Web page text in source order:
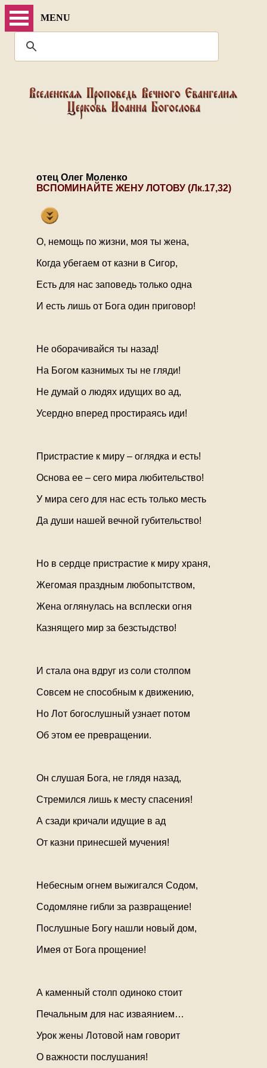
MENU
отец Олег Моленко
ВСПОМИНАЙТЕ ЖЕНУ ЛОТОВУ (Лк.17,32)
О, немощь по жизни, моя ты жена,
Когда убегаем от казни в Сигор,
Есть для нас заповедь только одна
И есть лишь от Бога один приговор!
Не оборачивайся ты назад!
На Богом казнимых ты не гляди!
Не думай о людях идущих во ад,
Усердно вперед простираясь иди!
Пристрастие к миру – оглядка и есть!
Основа ее – сего мира любительство!
У мира сего для нас есть только месть
Да души нашей вечной губительство!
Но в сердце пристрастие к миру храня,
Жегомая праздным любопытством,
Жена оглянулась на всплески огня
Казнящего мир за безстыдство!
И стала она вдруг из соли столпом
Совсем не способным к движению,
Но Лот богослушный узнает потом
Об этом ее превращении.
Он слушая Бога, не глядя назад,
Стремился лишь к месту спасения!
А сзади кричали идущие в ад
От казни принесшей мучения!
Небесным огнем выжигался Содом,
Содомляне гибли за развращение!
Послушные Богу нашли новый дом,
Имея от Бога прощение!
А каменный столп одиноко стоит
Печальным для нас изваянием…
Урок жены Лотовой нам говорит
О важности послушания!